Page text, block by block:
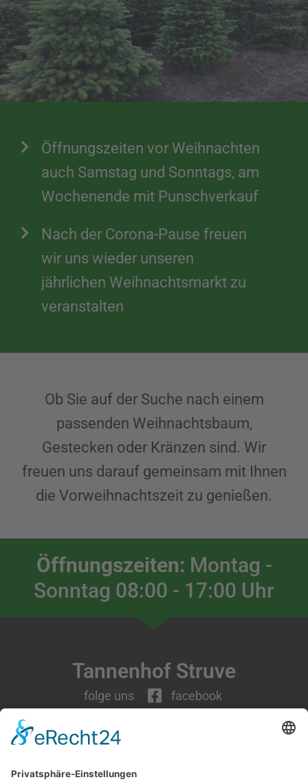
Öffnungszeiten vor Weihnachten
auch Samstag und Sonntags, am
Wochenende mit Punschverkauf
Nach der Corona-Pause freuen
wir uns wieder unseren
jährlichen Weihnachtsmarkt zu
veranstalten
Ob Sie auf der Suche nach einem
passenden Weihnachtsbaum,
Gestecken oder Kränzen sind. Wir
freuen uns darauf gemeinsam mit Ihnen
die Vorweihnachtszeit zu genießen.
Öffnungszeiten: Montag -
Sonntag 08:00 - 17:00 Uhr
Tannenhof Struve
folge uns facebook
Dorfstraße 31